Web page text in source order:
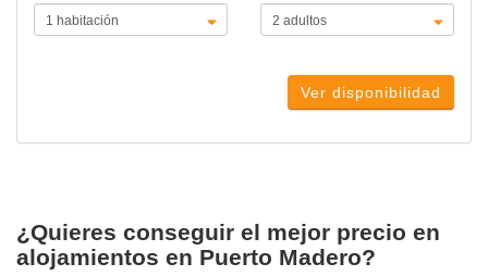
Ver disponibilidad
¿Quieres conseguir el mejor precio en
alojamientos en Puerto Madero?